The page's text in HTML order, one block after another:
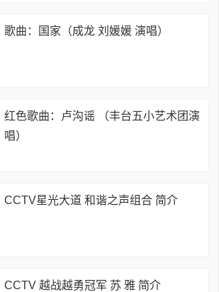
歌曲：国家（成龙 刘媛媛 演唱）
红色歌曲：卢沟谣 （丰台五小艺术团演
唱）
CCTV星光大道 和谐之声组合 简介
CCTV 越战越勇冠军 苏 雅 简介